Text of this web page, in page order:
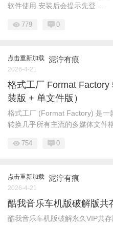
软件使用 安装后会提示先登 ...
779 0
点击重新加载 泥泞有痕
2026-4-21
格式工厂 Format
装版 + 单文件版）
格式工厂 (Format Factory) 是一
转换几乎所有主流的多媒体文件格
754 0
点击重新加载 泥泞有痕
2026-4-21
酷我音乐车机版破解版共
酷我音乐车机版破解永久VIP共